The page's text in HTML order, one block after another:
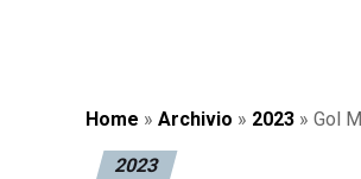
Home » Archivio » 2023 » Gol
2023